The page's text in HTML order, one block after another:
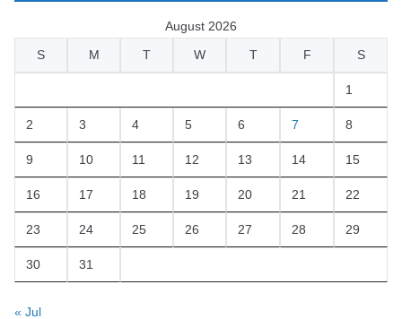
August 2026
S
M T W T F S
1
2 3 4 5 6 7 8
9 10 11 12 13 14 15
16 17 18 19 20 21 22
23 24 25 26 27 28 29
30 31
« Jul